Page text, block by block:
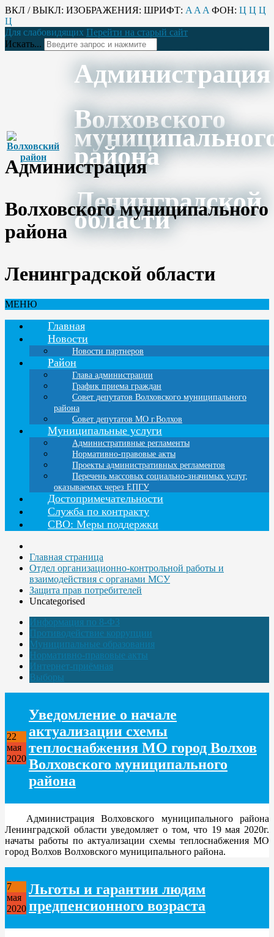
ВКЛ / ВЫКЛ: ИЗОБРАЖЕНИЯ: ШРИФТ: A A A ФОН: Ц Ц Ц
Ц
Для слабовидящих Перейти на старый сайт
Искать...
Администрация
Волховского
района
Ленинградской
области
Администрация
Волховского муниципального
района
Ленинградской области
МЕНЮ
Главная
Новости
Новости партнеров
Район
Глава администрации
График приема граждан
Совет депутатов Волховского муниципального
района
Совет депутатов МО г.Волхов
Муниципальные услуги
Административные регламенты
Нормативно-правовые акты
Проекты административных регламентов
Перечень массовых социально-значимых услуг,
оказываемых через ЕПГУ
Достопримечательности
Служба по контракту
СВО: Меры поддержки
Главная страница
Отдел организационно-контрольной работы и
взаимодействия с органами МСУ
Защита прав потребителей
Uncategorised
Информация по 8-ФЗ
Противодействие коррупции
Муниципальные образования
Нормативно-правовые акты
Интернет-приёмная
Выборы
22
мая
2020
Уведомление о начале
актуализации схемы
теплоснабжения МО город Волхов
Волховского муниципального
района
Администрация Волховского муниципального района
Ленинградской области уведомляет о том, что 19 мая 2020г.
начаты работы по актуализации схемы теплоснабжения МО
город Волхов Волховского муниципального района.
7
мая
2020
Льготы и гарантии людям
предпенсионного возраста